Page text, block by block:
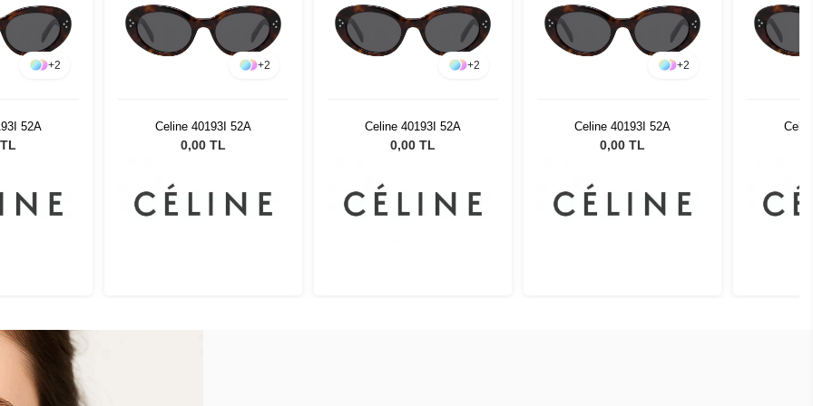
+2
52A
+2
Celine 40193I 52A
0,00 TL
+2
Celine 40193I 52A
0,00 TL
+2
Celine 40193I 52A
0,00 TL